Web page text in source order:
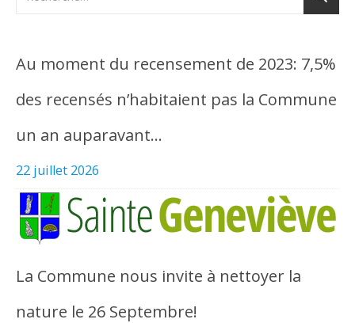
Au moment du recensement de 2023: 7,5%
des recensés n’habitaient pas la Commune
un an auparavant…
22 juillet 2026
La Commune nous invite à nettoyer la
nature le 26 Septembre!